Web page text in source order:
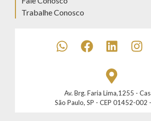
Trabalhe Conosco
Av. Brg. Faria Lima,1255 -
São Paulo, SP - CEP 01452-002